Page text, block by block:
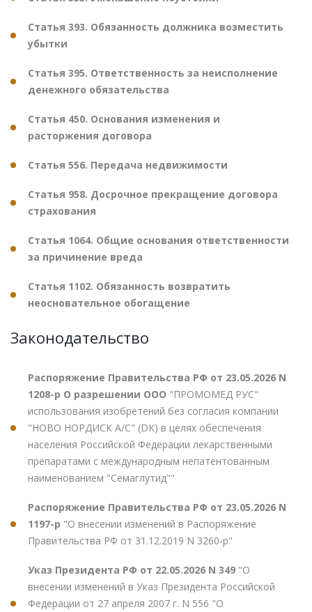
Статья 393. Обязанность должника возместить
убытки
Статья 395. Ответственность за неисполнение
денежного обязательства
Статья 450. Основания изменения и
расторжения договора
Статья 556. Передача недвижимости
Статья 958. Досрочное прекращение договора
страхования
Статья 1064. Общие основания ответственности
за причинение вреда
Статья 1102. Обязанность возвратить
неосновательное обогащение
Законодательство
Распоряжение Правительства РФ от 23.05.2026 N
1208-р О разрешении ООО "ПРОМОМЕД РУС"
использования изобретений без согласия компании
"НОВО НОРДИСК А/С" (DK) в целях обеспечения
населения Российской Федерации лекарственными
препаратами с международным непатентованным
наименованием "Семаглутид""
Распоряжение Правительства РФ от 23.05.2026 N
1197-р "О внесении изменений в Распоряжение
Правительства РФ от 31.12.2019 N 3260-р"
Указ Президента РФ от 22.05.2026 N 349 "О
внесении изменений в Указ Президента Российской
Федерации от 27 апреля 2007 г. N 556 "О